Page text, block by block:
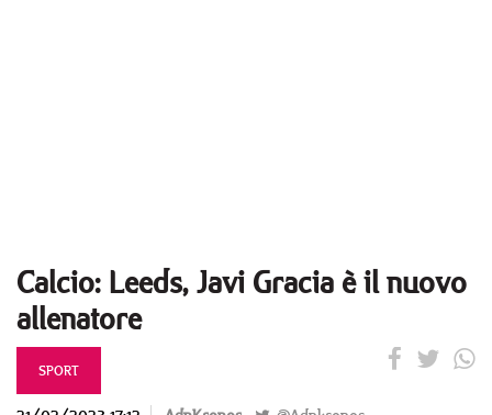
Calcio: Leeds, Javi Gracia è il nuovo
allenatore
SPORT